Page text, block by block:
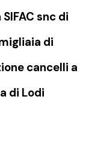
snc di
di
cancelli a
di Lodi